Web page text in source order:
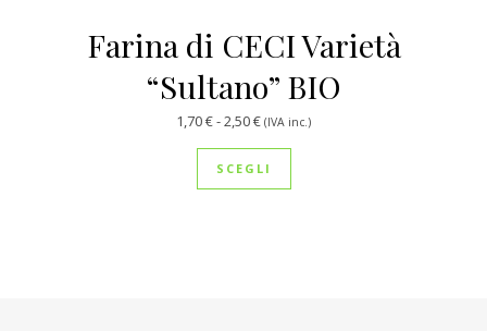
Farina di CECI Varietà
“Sultano” BIO
1,70€-2,50€Fascia di prezzo: da 1,70 € a 2,50 €
(IVA inc.)
SCEGLI
Questo prodotto ha più